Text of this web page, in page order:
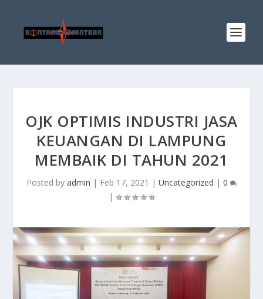
OJK OPTIMIS INDUSTRI JASA
KEUANGAN DI LAMPUNG
MEMBAIK DI TAHUN 2021
Posted by admin | Feb 17, 2021 | Uncategorized | 0
|